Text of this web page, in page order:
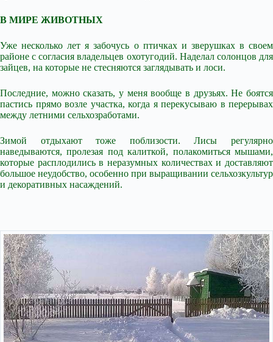
В МИРЕ ЖИВОТНЫХ
Уже несколько лет я забочусь о птичках и зверушках в своем
районе с согласия владельцев охотугодий. Наделал солонцов для
зайцев, на которые не стесняются заглядывать и лоси.
Последние, можно сказать, у меня вообще в друзьях. Не боятся
пастись прямо возле участка, когда я перекусываю в перерывах
между летними сельхозработами.
Зимой отдыхают тоже поблизости. Лисы регулярно
наведываются, пролезая под калиткой, полакомиться мышами,
которые расплодились в неразумных количествах и доставляют
большое неудобство, особенно при выращивании сельхозкультур
и декоративных насаждений.